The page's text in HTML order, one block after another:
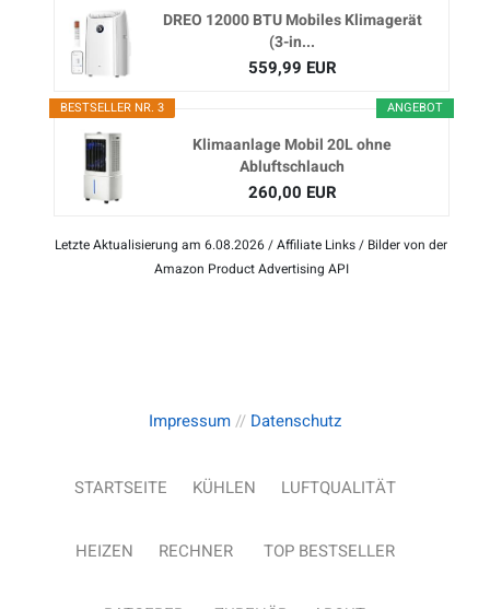
DREO 12000 BTU Mobiles Klimagerät
(3-in...
559,99 EUR
ANGEBOT
BESTSELLER NR. 3
Klimaanlage Mobil 20L ohne
Abluftschlauch
260,00 EUR
Letzte Aktualisierung am 6.08.2026 / Affiliate Links / Bilder von der
Amazon Product Advertising API
Impressum// Datenschutz
STARTSEITE KÜHLEN LUFTQUALITÄT
HEIZEN RECHNER TOP BESTSELLER